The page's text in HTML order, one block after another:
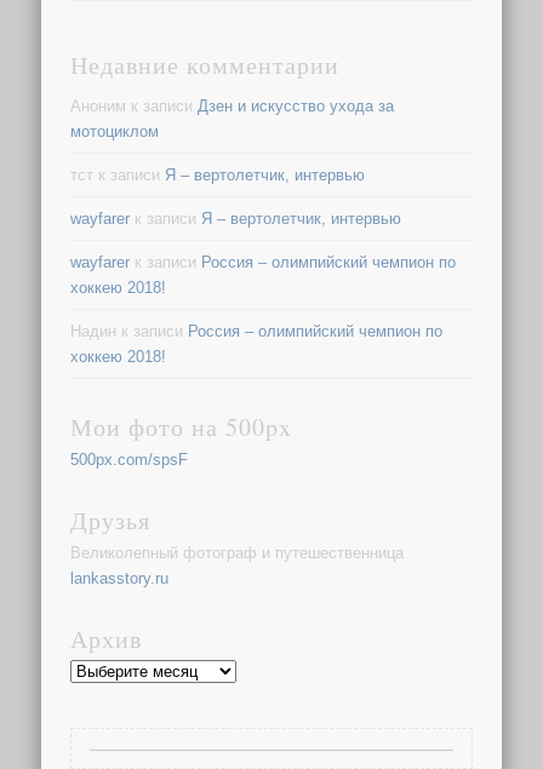
Недавние комментарии
Аноним к записи Дзен и искусство ухода за
мотоциклом
тст к записи Я – вертолетчик, интервью
wayfarer к записи Я – вертолетчик, интервью
wayfarer к записи Россия – олимпийский чемпион по
хоккею 2018!
Надин к записи Россия – олимпийский чемпион по
хоккею 2018!
Мои фото на 500px
500px.com/spsF
Друзья
Великолепный фотограф и путешественница
lankasstory.ru
Архив
Архив